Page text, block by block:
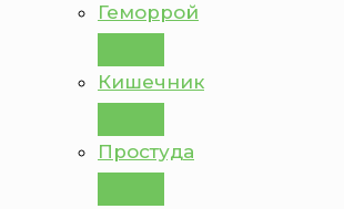
Геморрой
Кишечник
Простуда